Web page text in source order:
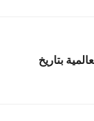
بتاريخ